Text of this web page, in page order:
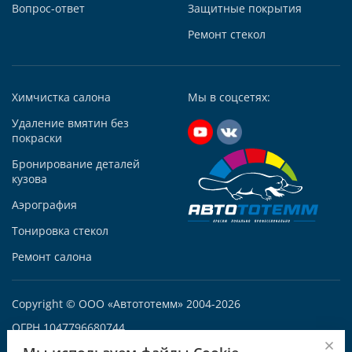
+7 (495) 927-56-51
Telegram
Заказать звонок
Построить маршрут
Автосервис АвтоТОТЕММ на Варшавке
+79250086681
Написать в Whatsapp
Вопрос-ответ
Защитные покрытия
Ремонт стекол
Химчистка салона
Удаление вмятин без
покраски
Бронирование деталей
кузова
Аэрография
Тонировка стекол
Ремонт салона
Мы в соцсетях:
Copyright © ООО «Автототемм» 2004-2026
ОГРН 1047796680744